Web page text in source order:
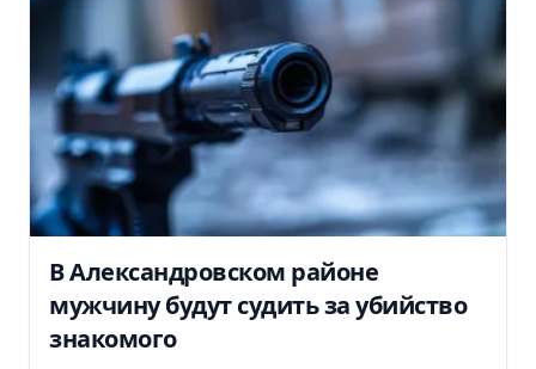
В Александровском районе
мужчину будут судить за убийство
знакомого